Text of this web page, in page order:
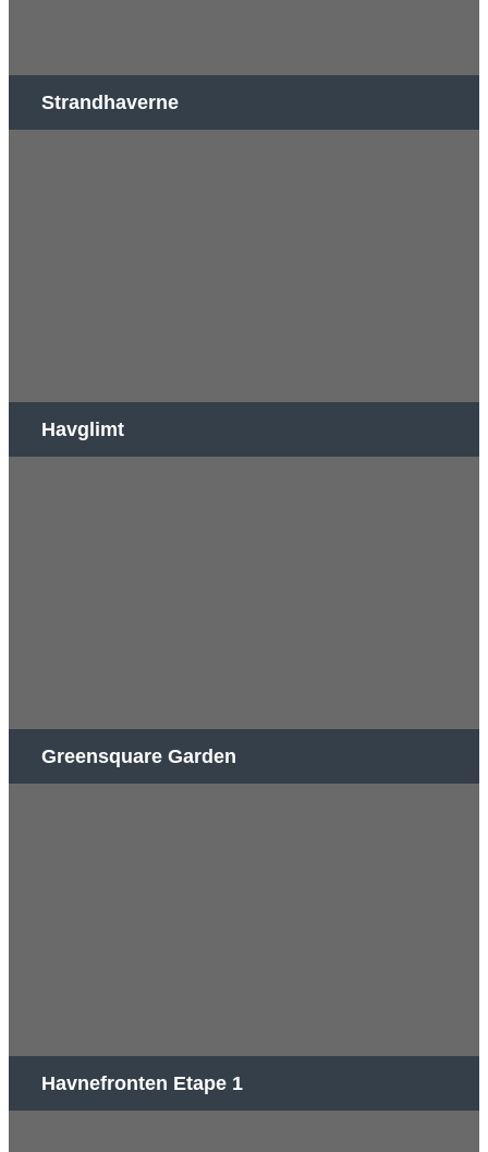
Strandhaverne
Havglimt
Greensquare Garden
Havnefronten Etape 1